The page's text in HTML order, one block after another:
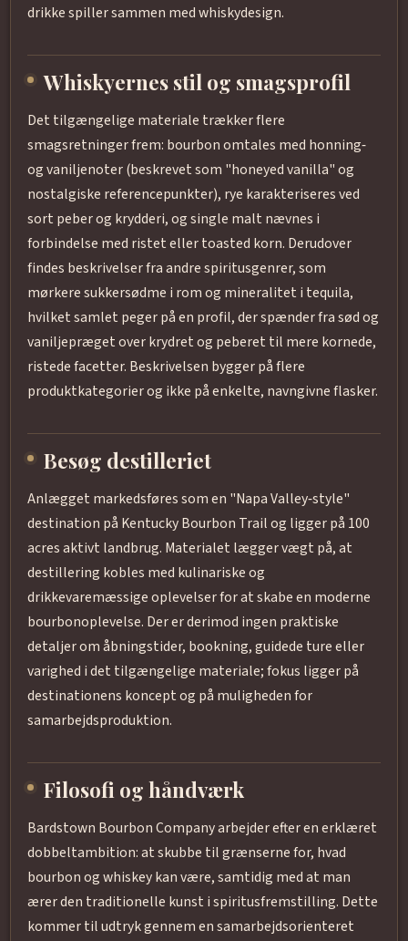
drikke spiller sammen med whiskydesign.
Whiskyernes stil og smagsprofil
Det tilgængelige materiale trækker flere
smagsretninger frem: bourbon omtales med honning‑
og vaniljenoter (beskrevet som "honeyed vanilla" og
nostalgiske referencepunkter), rye karakteriseres ved
sort peber og krydderi, og single malt nævnes i
forbindelse med ristet eller toasted korn. Derudover
findes beskrivelser fra andre spiritusgenrer, som
mørkere sukkersødme i rom og mineralitet i tequila,
hvilket samlet peger på en profil, der spænder fra sød og
vaniljepræget over krydret og peberet til mere kornede,
ristede facetter. Beskrivelsen bygger på flere
produktkategorier og ikke på enkelte, navngivne flasker.
Besøg destilleriet
Anlægget markedsføres som en "Napa Valley‑style"
destination på Kentucky Bourbon Trail og ligger på 100
acres aktivt landbrug. Materialet lægger vægt på, at
destillering kobles med kulinariske og
drikkevaremæssige oplevelser for at skabe en moderne
bourbonoplevelse. Der er derimod ingen praktiske
detaljer om åbningstider, bookning, guidede ture eller
varighed i det tilgængelige materiale; fokus ligger på
destinationens koncept og på muligheden for
samarbejdsproduktion.
Filosofi og håndværk
Bardstown Bourbon Company arbejder efter en erklæret
dobbeltambition: at skubbe til grænserne for, hvad
bourbon og whiskey kan være, samtidig med at man
ærer den traditionelle kunst i spiritusfremstilling. Dette
kommer til udtryk gennem en samarbejdsorienteret